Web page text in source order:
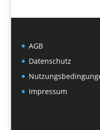
AGB
Datenschutz
Impressum